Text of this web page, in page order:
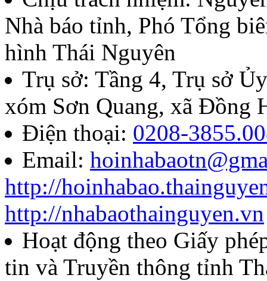
07/QĐ-BTC
Quyết định về việc thành
báo chí Huỳnh Thúc
năm 2026
Lượt xem:287 | lượt tải:106
85/QĐ-HNB
Quyết định về việc công
năm 2026 của Hội Nhà
Nhà báo tỉnh, Phó Tổng
hình Thái Nguyên
Trụ sở: Tầng 4, Trụ sở
xóm Sơn Quang, xã Đồng
Điện thoại: 0208-
Email:
http://
http://nhabaothainguyen.vn
Hoạt động theo Giấy
tin và Truyền thông tỉnh